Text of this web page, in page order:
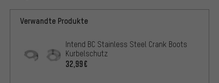
Verwandte Produkte
Intend BC Stainless Steel Crank Boots
Kurbelschutz
32,99€